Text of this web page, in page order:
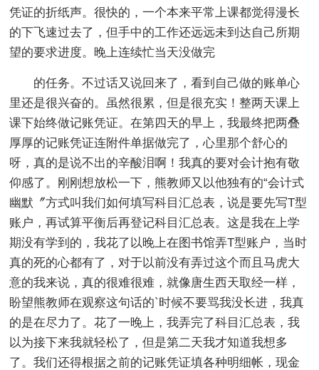
凭证的折纸声。很快的，一个本来平常上课都觉得漫长
的下飞速过去了，但手中的工作还远远未到达自己所期
望的要求进度。晚上连续忙当天没做完
的任务。不过话又说回来了，看到自己做的账单心
里还是很兴奋的。虽然很累，但是很充实！整两天课上
课下始终做记账凭证。在第四天的早上，我最终把两叠
厚厚的记账凭证连附件单据做完了，心里那个舒心的
呀，真的是说不出的辛酸泪啊！我真的要对会计抱有敬
仰感了。刚刚想放松一下，熊教师又以他独有的“会计式
幽默〞方式叫我们如何填写科目汇总表，说是要先写T型
账户，再试算平衡后再登记科目汇总表。这是我在上学
期没有学到的，我花了以晚上在图书馆弄T型账户，当时
真的死的心都有了，对于以前没有弄过这个而且马虎大
意的我来说，真的很难很难，就像唐生西天取经一样，
盼望熊教师在观察这句话的`时候不要骂我没长进，我真
的是在尽力了。花了一晚上，我弄完了科目汇总表，我
以为接下来我就轻松了，但是第二天我才知道我想多
了。我们还得根据之前的记账凭证填各种明细帐，现金